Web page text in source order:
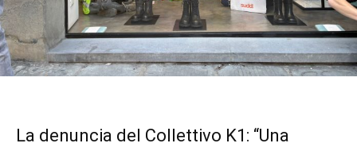
La denuncia del Collettivo K1: “Una